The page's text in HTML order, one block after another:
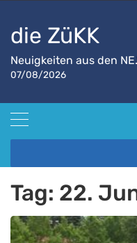
die ZüKK
Neuigkeiten aus den
07/08/2026
Tag: 22.